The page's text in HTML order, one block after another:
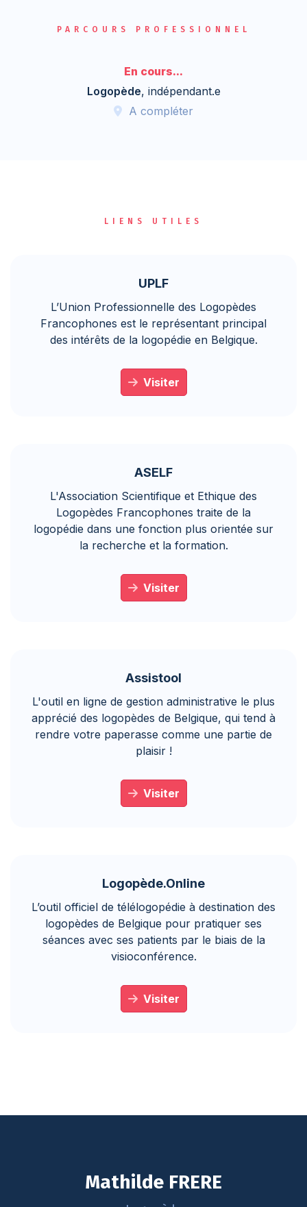
PARCOURS PROFESSIONNEL
En cours...
Logopède, indépendant.e
A compléter
LIENS UTILES
UPLF
L’Union Professionnelle des Logopèdes
Francophones est le représentant principal
des intérêts de la logopédie en Belgique.
Visiter
ASELF
L'Association Scientifique et Ethique des
Logopèdes Francophones traite de la
logopédie dans une fonction plus orientée sur
la recherche et la formation.
Visiter
Assistool
L'outil en ligne de gestion administrative le plus
apprécié des logopèdes de Belgique, qui tend à
rendre votre paperasse comme une partie de
plaisir !
Visiter
Logopède.Online
L’outil officiel de télélogopédie à destination des
logopèdes de Belgique pour pratiquer ses
séances avec ses patients par le biais de la
visioconférence.
Visiter
Mathilde FRERE